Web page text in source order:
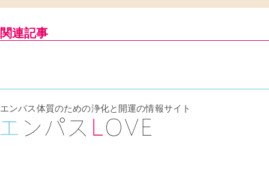
関連記事
エンパス体質のための浄化と開運の情報サイト